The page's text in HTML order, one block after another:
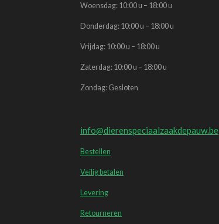
Woensdag: 10:00 u – 18:00 u
Donderdag: 10:00 u – 18:00 u
Vrijdag: 10:00 u – 18:00 u
Zaterdag: 10:00 u – 18:00 u
Zondag: Gesloten
info@dierenspeciaalzaakdepauw.be
Bestellen
Veilig betalen
Levering
Retourneren